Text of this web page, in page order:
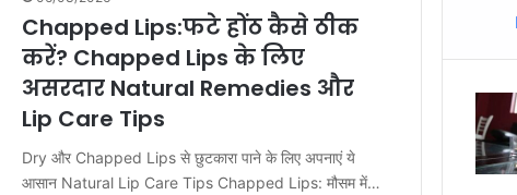
Chapped Lips:फटे होंठ कैसे ठीक
करें? Chapped Lips के लिए
असरदार Natural Remedies और
Lip Care Tips
Dry और Chapped Lips से छुटकारा पाने के लिए अपनाएं ये
आसान Natural Lip Care Tips Chapped Lips: मौसम में…